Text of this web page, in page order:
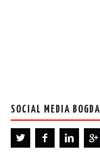
SOCIAL MEDIA